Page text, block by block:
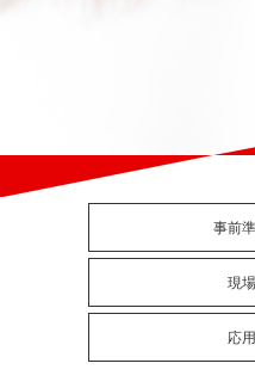
事前
現
応